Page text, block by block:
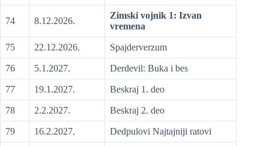
74 8.12.2026.
Zimski vojnik 1: Izvan
vremena
75 22.12.2026. Spajderverzum
76 5.1.2027. Derdevil: Buka i bes
77 19.1.2027. Beskraj 1. deo
78 2.2.2027. Beskraj 2. deo
79 16.2.2027. Dedpulovi Najtajniji ratovi